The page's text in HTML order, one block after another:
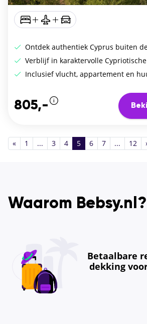
Ontdek authentiek Cyprus buiten
Verblijf in karaktervolle
Inclusief vlucht, appartement en
805,-
« 1 ... 3 4 5 6 7 ... 12
Waarom Bebsy.nl?
Betaalbare
dekking